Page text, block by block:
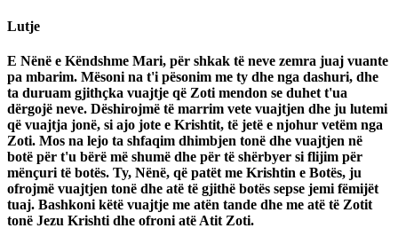
Lutje
E Nënë e Këndshme Mari, për shkak të neve zemra juaj vuante
pa mbarim. Mësoni na t'i pësonim me ty dhe nga dashuri, dhe
ta duruam gjithçka vuajtje që Zoti mendon se duhet t'ua
dërgojë neve. Dëshirojmë të marrim vete vuajtjen dhe ju lutemi
që vuajtja jonë, si ajo jote e Krishtit, të jetë e njohur vetëm nga
Zoti. Mos na lejo ta shfaqim dhimbjen tonë dhe vuajtjen në
botë për t'u bërë më shumë dhe për të shërbyer si flijim për
mënçuri të botës. Ty, Nënë, që patët me Krishtin e Botës, ju
ofrojmë vuajtjen tonë dhe atë të gjithë botës sepse jemi fëmijët
tuaj. Bashkoni këtë vuajtje me atën tande dhe me atë të Zotit
tonë Jezu Krishti dhe ofroni atë Atit Zoti.